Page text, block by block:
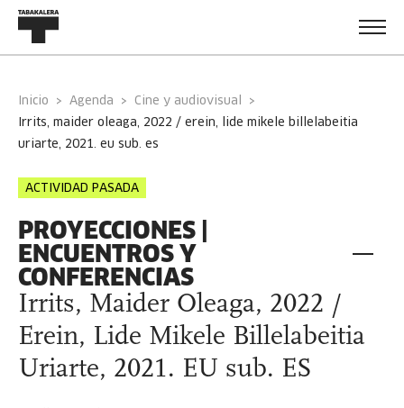
Inicio Agenda
Cine y audiovisual
uriarte, 2021. eu sub. es
ACTIVIDAD PASADA
PROYECCIONES |
ENCUENTROS Y
CONFERENCIAS
Irrits, Maider Oleaga, 2022 /
Erein, Lide Mikele Billelabeitia
Uriarte, 2021. EU sub. ES